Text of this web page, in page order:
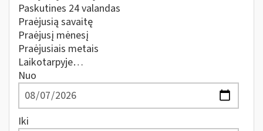
Paskutines 24 valandas
Praėjusią savaitę
Praėjusį mėnesį
Praėjusiais metais
Laikotarpyje…
Nuo
Iki